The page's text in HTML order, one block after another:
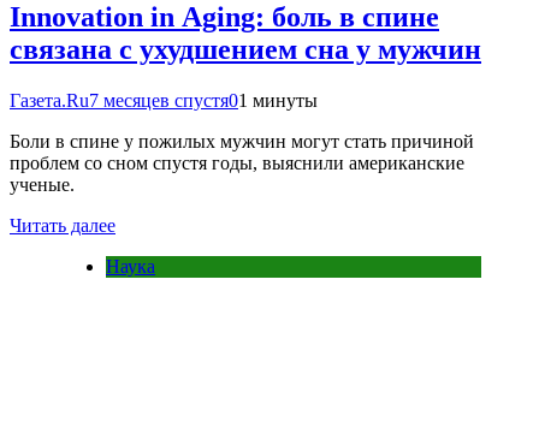
Innovation in Aging: боль в спине
связана с ухудшением сна у мужчин
Газета.Ru7 месяцев спустя01 минуты
Боли в спине у пожилых мужчин могут стать причиной
проблем со сном спустя годы, выяснили американские
ученые.
Читать далее
Наука